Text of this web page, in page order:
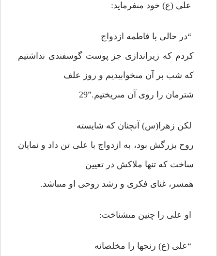
على (ع) خود مى‏فرمايد:
“در حالى با فاطمه ازدواج
كردم كه زيراندازى جز پوست گوسفندى نداشتيم
كه شب بر آن مى‏خوابيديم و روز علف
شترمان را روى آن مى‏ريختيم.”29
لكن زهرا(س) آنچنان كه شايسته
روح بزرگش بود، به ازدواج با على تن داد و نمايان
ساخت كه تنها ملاكش در تعيين
همسر، غناى فكرى و رشد روحى او مى‏باشد.
او على را چنين مى‏شناخت:
“على (ع) رنجها را مخلصانه